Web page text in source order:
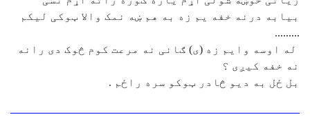
بیابه درنه خفه یم زه به هم ښه نمک والا ټوکی لیکم
.........
‏‎ ‎له اوسه وایم زه (ی) ګانی نه مرعت کوم څوک دی رانه
نه خفه کیږی ؟
بل ځل به دیو څادر ټوکو سره راځم .‏